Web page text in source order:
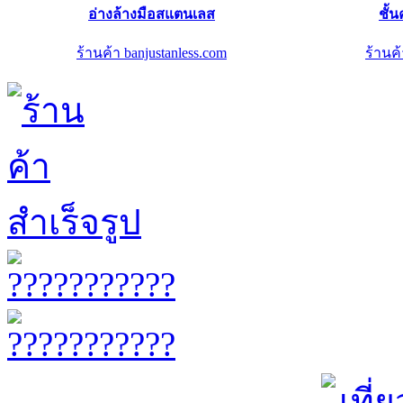
อ่างล้างมือสแตนเลส
ร้านค้า banjustanless.com
ชั้น
ร้านค้